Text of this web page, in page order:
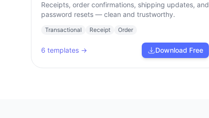
Receipts, order confirmations, shipping updates, and
password resets — clean and trustworthy.
Transactional Receipt Order
6 templates → Download Free